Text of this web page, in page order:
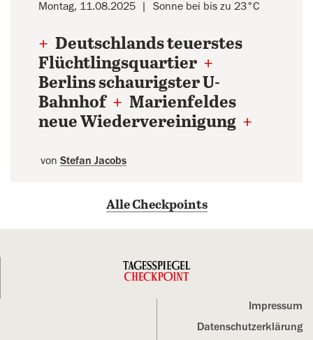
Montag, 11.08.2025 Sonne bei bis zu 23°C
+ Deutschlands teuerstes
Flüchtlingsquartier +
Berlins schaurigster U-
Bahnhof + Marienfeldes
neue Wiedervereinigung +
von Stefan Jacobs
Alle Checkpoints
Impressum
Datenschutz­erklärung